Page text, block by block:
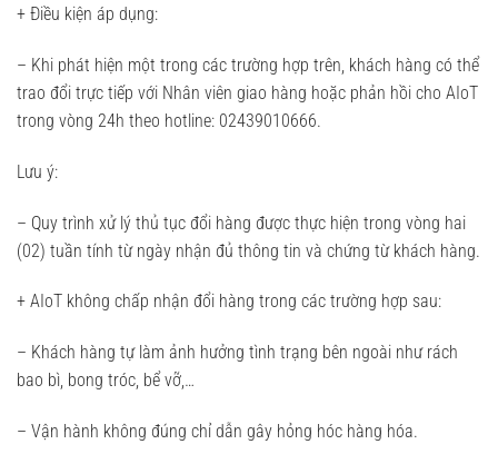
+ Điều kiện áp dụng:
– Khi phát hiện một trong các trường hợp trên, khách hàng có thể
trao đổi trực tiếp với Nhân viên giao hàng hoặc phản hồi cho AIoT
trong vòng 24h theo hotline: 02439010666.
Lưu ý:
– Quy trình xử lý thủ tục đổi hàng được thực hiện trong vòng hai
(02) tuần tính từ ngày nhận đủ thông tin và chứng từ khách hàng.
+ AIoT không chấp nhận đổi hàng trong các trường hợp sau:
– Khách hàng tự làm ảnh hưởng tình trạng bên ngoài như rách
bao bì, bong tróc, bể vỡ,…
– Vận hành không đúng chỉ dẫn gây hỏng hóc hàng hóa.